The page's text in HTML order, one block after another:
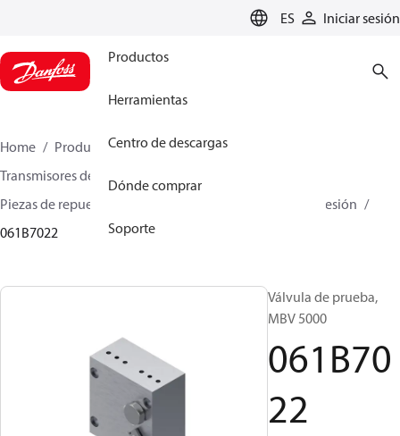
ES Iniciar sesión
Productos
Herramientas
Centro de descargas
Dónde comprar
Soporte
Home Productos
Sensing solutions
Transmisores de presión y accesorios
Piezas de repuesto y accesorios para transmisores de presión
061B7022
Válvula de prueba,
MBV 5000
061B70
22